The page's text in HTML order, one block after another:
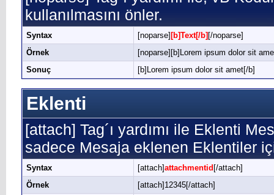
kullanılmasını önler.
Syntax [noparse] [b]Text[/b] [/noparse]
Örnek
[noparse][b]Lorem ipsum dolor sit
Sonuç
[b]Lorem ipsum dolor sit amet[/b]
Eklenti
[attach] Tag´ı yardımı ile Eklenti
sadece Mesaja eklenen Eklentiler
Syntax [attach]attachmentid [/attach]
Örnek
[attach]12345[/attach]